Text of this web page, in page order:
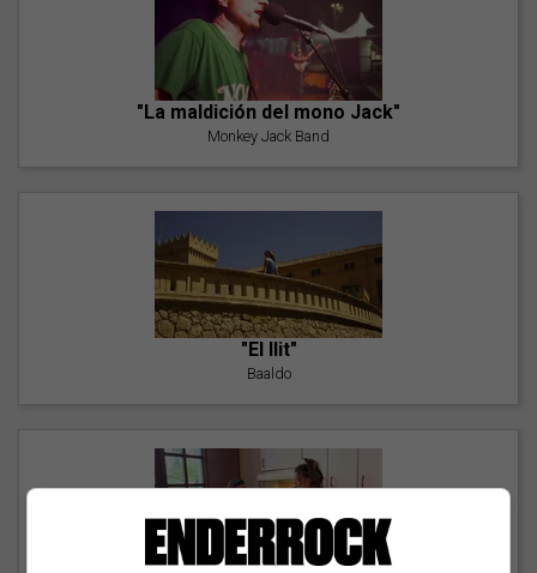
"La maldición del mono Jack"
Monkey Jack Band
"El llit"
Baaldo